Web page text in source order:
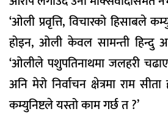
‘ओली प्रवृत्ति, विचारको हिसाबले
होइन, ओली केवल सामन्ती हिन्दु
‘ओलीले पशुपतिनाथमा जलहरी
अनि मेरो निर्वाचन क्षेत्रमा राम
कम्युनिष्टले यस्तो काम गर्छ त ?’